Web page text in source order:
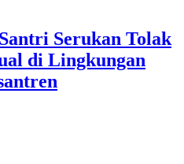
Serukan Tolak
di Lingkungan